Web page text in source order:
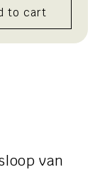
to cart
van